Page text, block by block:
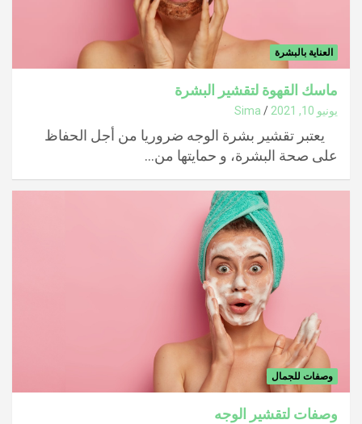
العناية بالبشرة
ماسك القهوة لتقشير البشرة
يونيو 10, 2021 Sima
يعتبر تقشير بشرة الوجه ضروريا من أجل الحفاظ
على صحة البشرة، و حمايتها من…
وصفات للجمال
وصفات لتقشير الوجه